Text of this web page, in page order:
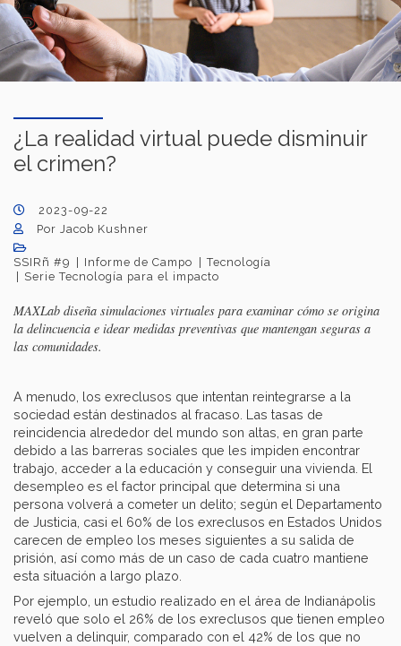
¿La realidad virtual puede disminuir
el crimen?
2023-09-22
Por Jacob Kushner
SSIRñ #9 Informe de Campo
Tecnología
Serie Tecnología para el impacto
MAXLab diseña simulaciones virtuales para examinar cómo se origina
la delincuencia e idear medidas preventivas que mantengan seguras a
las comunidades.
A menudo, los exreclusos que intentan reintegrarse a la
sociedad están destinados al fracaso. Las tasas de
reincidencia alrededor del mundo son altas, en gran parte
debido a las barreras sociales que les impiden encontrar
trabajo, acceder a la educación y conseguir una vivienda. El
desempleo es el factor principal que determina si una
persona volverá a cometer un delito; según el Departamento
de Justicia, casi el 60% de los exreclusos en Estados Unidos
carecen de empleo los meses siguientes a su salida de
prisión, así como más de un caso de cada cuatro mantiene
esta situación a largo plazo.
Por ejemplo, un estudio realizado en el área de Indianápolis
reveló que solo el 26% de los exreclusos que tienen empleo
vuelven a delinquir, comparado con el 42% de los que no